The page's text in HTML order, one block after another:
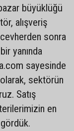
büyüklüğü
alışveriş
sonra
yanında
sayesinde
sektörün
Satış
en